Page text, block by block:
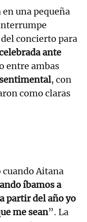
una pequeña
concierto para
ante
entre ambas
, con
como claras
Aitana
íbamos a
partir del año yo
me sean”. La